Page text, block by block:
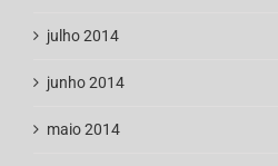
julho 2014
junho 2014
maio 2014